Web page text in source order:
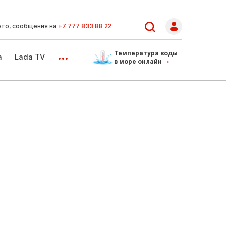
сообщения на +7 777 833 88 22
Lada TV ...
Температура воды
в море онлайн